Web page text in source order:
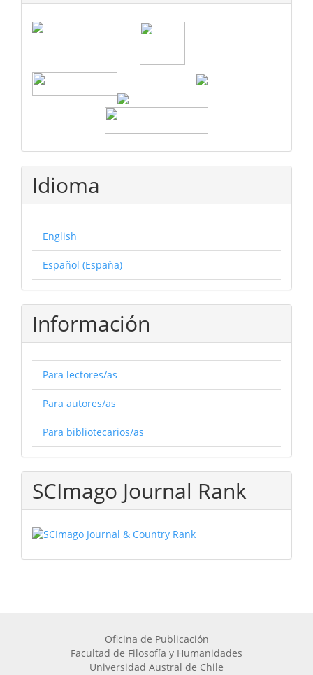
Idioma
English
Español (España)
Información
Para lectores/as
Para autores/as
Para bibliotecarios/as
SCImago Journal Rank
Oficina de Publicación
Facultad de Filosofía y Humanidades
Universidad Austral de Chile